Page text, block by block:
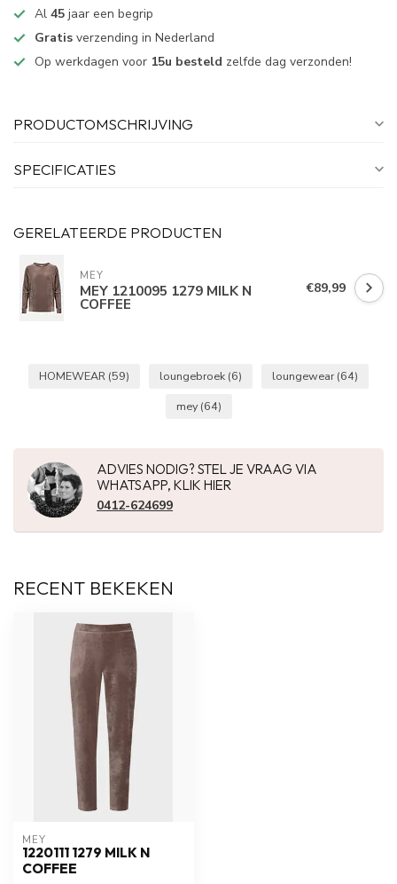
Al 45 jaar een begrip
Gratis verzending in Nederland
Op werkdagen voor 15u besteld zelfde dag verzonden!
PRODUCTOMSCHRIJVING
SPECIFICATIES
GERELATEERDE PRODUCTEN
MEY
MEY 1210095 1279 MILK N
COFFEE
€89,99
HOMEWEAR (59) loungebroek (6) loungewear (64)
mey(64)
ADVIES NODIG? STEL JE VRAAG VIA
WHATSAPP, KLIK HIER
0412-624699
RECENT BEKEKEN
MEY
1220111 1279 MILK N
COFFEE